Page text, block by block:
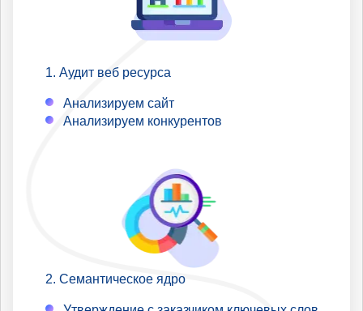
Аудит веб ресурса
Анализируем сайт
Анализируем конкурентов
Семантическое ядро